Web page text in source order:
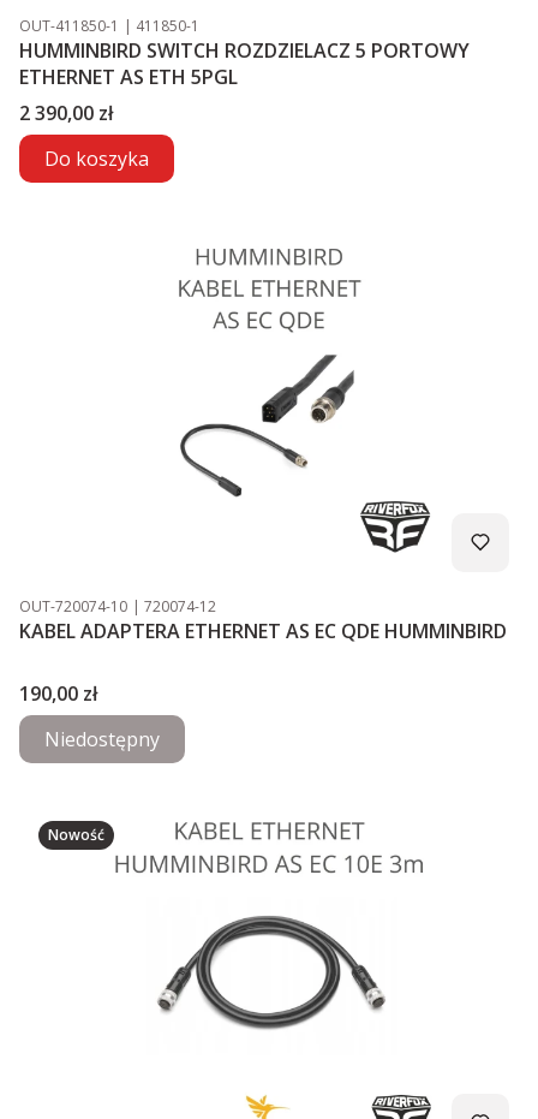
Kod produktu
OUT-411850-1 Kod producenta
411850-1
HUMMINBIRD SWITCH ROZDZIELACZ 5 PORTOWY
ETHERNET AS ETH 5PGL
Cena
2 390,00 zł
Do koszyka
Kod produktu
OUT-720074-10 Kod producenta
720074-12
KABEL ADAPTERA ETHERNET AS EC QDE HUMMINBIRD
Cena
190,00 zł
Niedostępny
Nowość